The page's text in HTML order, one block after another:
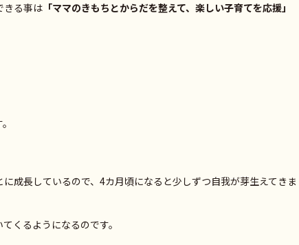
きる事は 「ママのきもちとからだを整えて、楽しい子育てを応援」
成長しているので、4カ月頃になると少しずつ自我が芽生えてきま
くるようになるのです。